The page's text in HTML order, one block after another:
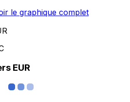
le graphique complet
EUR